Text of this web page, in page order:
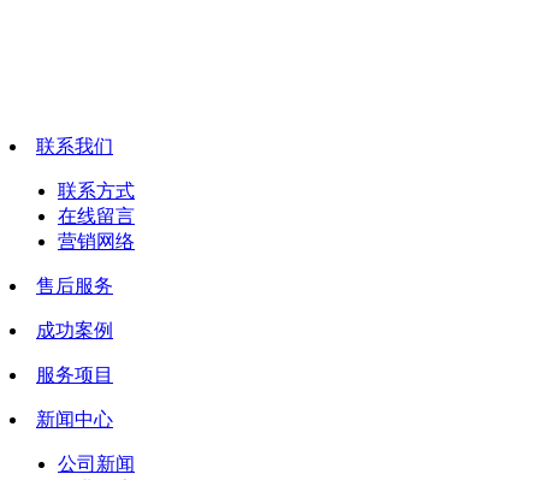
联系我们
联系方式
在线留言
营销网络
售后服务
成功案例
服务项目
新闻中心
公司新闻